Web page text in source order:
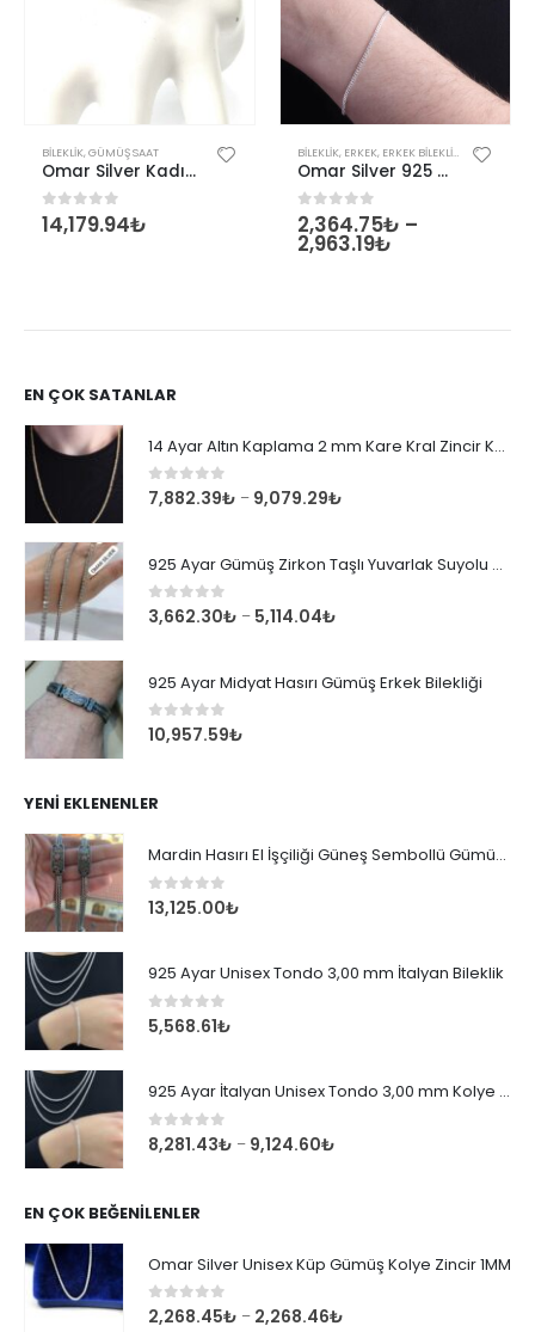
BILEKLIK,GÜMÜŞ SAAT
Omar Silver Kadın Saat Zirkon Taşlı Gümüş Saatli Bileklik Omr8219
0 out of 5
14,179.94₺
Bu ürünün birden fazla varyasyonu var. Seçenekler ürün sayfasından seçilebilir
BILEKLIK, ERKEK, ERKEK BILEKLIK ERKEK
Omar Silver 925 Ayar Gümüş Gurmet Zincir Kolye Bileklik 2 mmSet
0 out of 5
2,364.75₺ –
2,963.19₺
EN ÇOK SATANLAR
14 Ayar Altın Kaplama 2 mm Kare Kral Zincir Kolye
0 out of 5
7,882.39₺ – 9,079.29₺
925 Ayar Gümüş Zirkon Taşlı Yuvarlak Suyolu Bileklik
0 out of 5
3,662.30₺ – 5,114.04₺
925 Ayar Midyat Hasırı Gümüş Erkek Bilekliği
0out of 5
10,957.59₺
YENI EKLENENLER
Mardin Hasırı El İşçiliği Güneş Sembollü Gümüş Erkek Bileklik
0out of 5
13,125.00₺
925 Ayar Unisex Tondo 3,00 mm İtalyan Bileklik
0 out of 5
5,568.61₺
925 Ayar İtalyan Unisex Tondo 3,00 mm Kolye Zincir
0 out of 5
8,281.43₺ – 9,124.60₺
EN ÇOK BEĞENILENLER
Omar Silver Unisex Küp Gümüş Kolye Zincir 1MM
0 out of 5
2,268.45₺ – 2,268.46₺